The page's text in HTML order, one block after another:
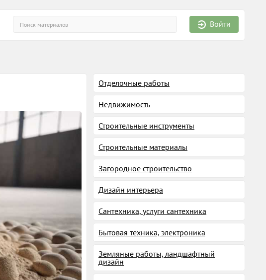
Войти
Отделочные работы
Недвижимость
Строительные инструменты
Строительные материалы
Загородное строительство
Дизайн интерьера
Сантехника, услуги сантехника
Бытовая техника, электроника
Земляные работы, ландшафтный
дизайн